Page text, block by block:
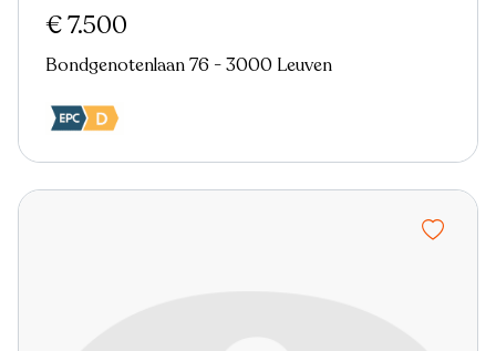
€ 7.500
Bondgenotenlaan 76 - 3000 Leuven